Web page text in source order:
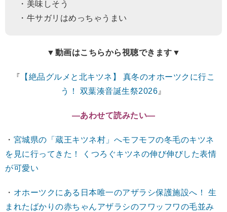
・美味しそう
・牛サガリはめっちゃうまい
▼動画はこちらから視聴できます▼
『 【絶品グルメと北キツネ】 真冬のオホーツクに行こ
う！ 双葉湊音誕生祭2026 』
―あわせて読みたい―
・ 宮城県の「蔵王キツネ村」へモフモフの冬毛のキツネ
を見に行ってきた！ くつろぐキツネの伸び伸びした表情
が可愛い
・ オホーツクにある日本唯一のアザラシ保護施設へ！ 生
まれたばかりの赤ちゃんアザラシのフワッフワの毛並み